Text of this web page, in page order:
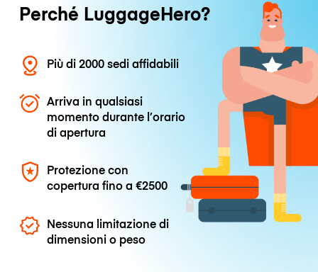
Perché LuggageHero?
Più di 2000 sedi affidabili
Arriva in qualsiasi
momento durante l’orario
di apertura
Protezione con
copertura fino a€2500
Nessuna limitazione di
dimensioni o peso